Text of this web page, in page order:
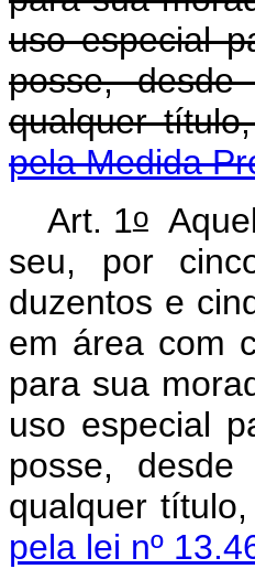
uso especial
posse,
qualquer
pela Medida
Art. 1o
seu, por
duzentos e
em área com
para sua
uso especial
posse,
qualquer
pela lei nº